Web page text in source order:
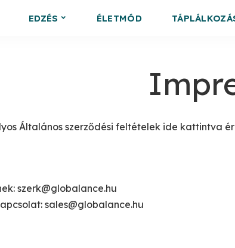
EDZÉS ÉLETMÓD
Általános szerződési feltételek ide kattintva
szerk@globalance.hu
sales@globalance.hu